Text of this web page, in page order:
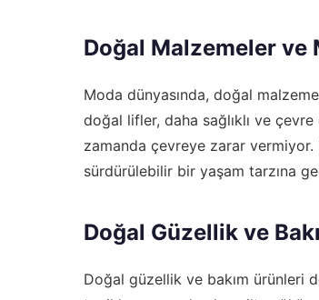
Doğal Malzemeler ve
Moda dünyasında, doğal
doğal lifler, daha sağlıklı ve
zamanda çevreye zarar
sürdürülebilir bir yaşam tarzına
Doğal Güzellik ve
Doğal güzellik ve bakım ürünleri